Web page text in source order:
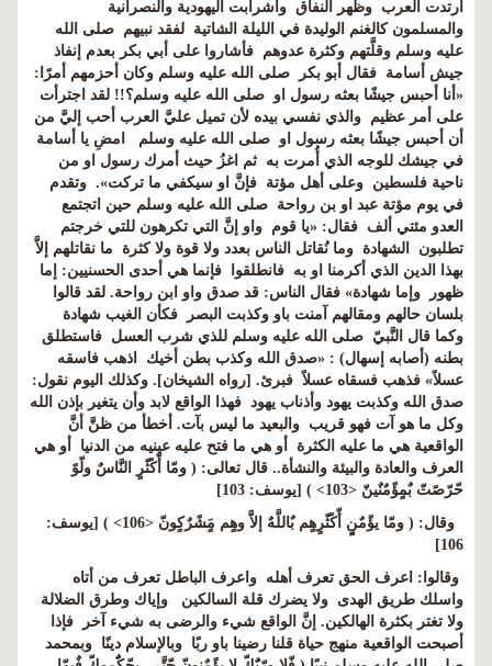
ارتدت العرب وظهر النفاق واشرأبت اليهودية والنصرانية
والمسلمون كالغنم الوليدة في الليلة الشاتية لفقد نبيهم صلى الله
عليه وسلم وقلَّتهم وكثرة عدوهم فأشاروا على أبي بكر بعدم إنفاذ
جيش أسامة فقال أبو بكر صلى الله عليه وسلم وكان أحزمهم أمرًا:
«أنا أحبس جيشًا بعثه رسول او صلى الله عليه وسلم؟!! لقد اجترأت
على أمر عظيم والذي نفسي بيده لأن تميل عليَّ العرب أحب إليَّ من
أن أحبس جيشًا بعثه رسول او صلى الله عليه وسلم امضِ يا أسامة
في جيشك للوجه الذي أُمرت به ثم اغزُ حيث أمرك رسول او من
ناحية فلسطين وعلى أهل مؤتة فإنَّ او سيكفي ما تركت». وتقدم
في يوم مؤتة عبد او بن رواحة صلى الله عليه وسلم حين اتجتمع
العدو مئتي ألف فقال: «يا قوم واو إنَّ التي تكرهون للتي خرجتم
تطلبون الشهادة وما نُقاتل الناس بعدد ولا قوة ولا كثرة ما نقاتلهم إلاَّ
بهذا الدين الذي أكرمنا او به فانطلقوا فإنما هي أحدى الحسنيين: إما
ظهور وإما شهادة» فقال الناس: قد صدق واو ابن رواحة. لقد قالوا
بلسان حالهم ومقالهم آمنت باو وكذبت البصر فكأن الغيب شهادة
وكما قال النَّبيّ صلى الله عليه وسلم للذي شرب العسل فاستطلق
بطنه (أصابه إسهال) : «صدق الله وكذب بطن أخيك اذهب فاسقه
عسلاً» فذهب فسقاه عسلاً فبرئ. [رواه الشيخان]. وكذلك اليوم نقول:
صدق الله وكذبت يهود وأذناب يهود فهذا الواقع لابد وأن يتغير بإذن الله
وكل ما هو آت فهو قريب والبعيد ما ليس بآت. أخطأ من ظنَّ أنَّ
الواقعية هي ما عليه الكثرة أو هي ما فتح عليه عينيه من الدنيا أو هي
العرف والعادة والبيئة والنشأة.. قال تعالى: ( ومّا أّكًثّرٍ النَّاسٌ ولّوً
حّرّصًتّ بٌمٍؤًمٌنٌينّ <103> ) [يوسف: 103]
وقال: ( ومّا يؤًمٌنٍٍ أّكًثّرٍهٍم بٌاللَّهٌ إلاَّ وهٍم مٍَشًرٌكٍونّ <106> ) [يوسف:
106]
وقالوا: اعرف الحق تعرف أهله واعرف الباطل تعرف من أتاه
واسلك طريق الهدى ولا يضرك قلة السالكين وإياك وطرق الضلالة
ولا تغتر بكثرة الهالكين. إنَّ الواقع شيء والرضى به شيء آخر فإذا
أصبحت الواقعية منهج حياة قلنا رضينا باو ربًا وبالإسلام دينًا وبمحمد